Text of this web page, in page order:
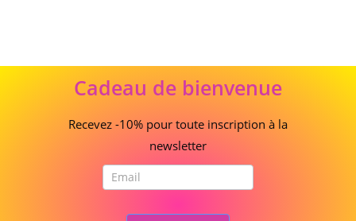
deCadeau de bienvenue
Recevez -10% pour toute inscription à la
newsletter